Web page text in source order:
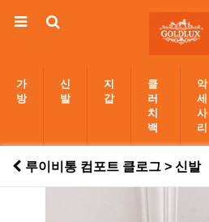
가
방
신
발
지
갑
클
러
치
백
악
세
사
리
루이비통 컴포트 클로그 > 신발